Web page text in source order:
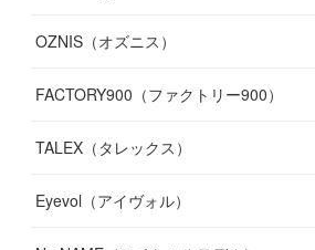
OZNIS（オズニス）
FACTORY900（ファクトリー900）
TALEX（タレックス）
Eyevol（アイヴォル）